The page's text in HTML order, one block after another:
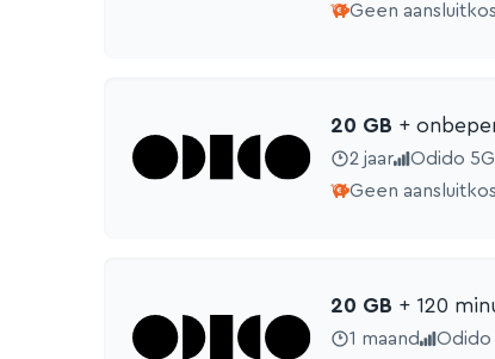
Geen
20 GB +
2 jaar
Odido 5G
Geen
20 GB + 120 min
1 maand
Odido